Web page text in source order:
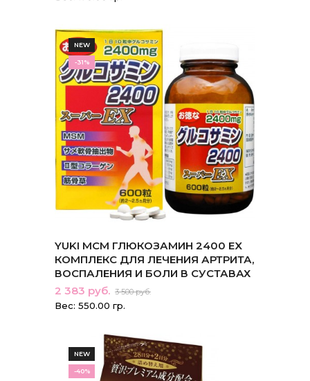
NEW
-31%
YUKI MCM ГЛЮКОЗАМИН 2400 EX
КОМПЛЕКС ДЛЯ ЛЕЧЕНИЯ АРТРИТА,
ВОСПАЛЕНИЯ И БОЛИ В СУСТАВАХ
2 383 руб. 3 500 руб.
Вес: 550.00 гр.
NEW
-40%